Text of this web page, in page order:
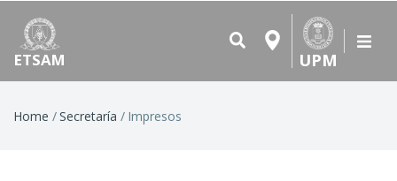
ETSAM UPM
Breadcrumb
Home Secretaría Impresos